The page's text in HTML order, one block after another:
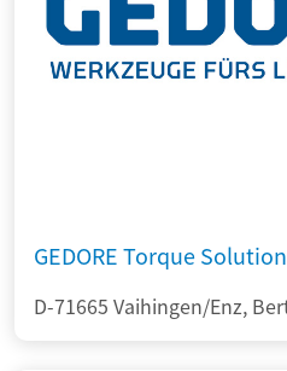
GEDORE Torque
D-71665 Vaihingen/Enz,